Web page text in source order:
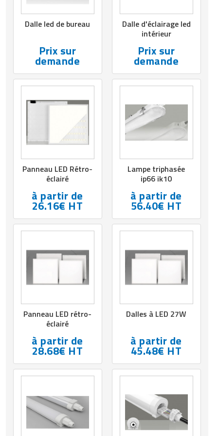
Matériel de musculation
Vêtement sportif
Rôtisserie professionnelle
Table de cuisson professionnelle
Tables de préparation réfrigérées
Ustensile de cuisine
Vaisselle restaurant
Dalle led de bureau
Prix sur
demande
Dalle d'éclairage led
intérieur
Prix sur
demande
Panneau LED Rétro-
éclairé
à partir de
26.16€ HT
Lampe triphasée
ip66 ik10
à partir de
56.40€ HT
Panneau LED rétro-
éclairé
à partir de
28.68€ HT
Dalles à LED 27W
à partir de
45.48€ HT